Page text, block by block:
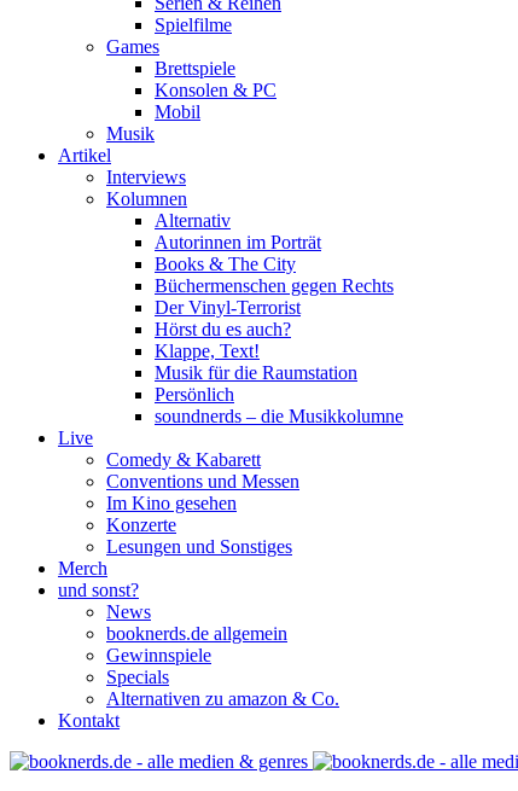
Spielfilme
Games
Brettspiele
Konsolen & PC
Mobil
Musik
Artikel
Interviews
Kolumnen
Alternativ
Autorinnen im Porträt
Books & The City
Büchermenschen gegen Rechts
Der Vinyl-Terrorist
Hörst du es auch?
Klappe, Text!
Musik für die Raumstation
Persönlich
soundnerds – die Musikkolumne
Live
Comedy & Kabarett
Conventions und Messen
Im Kino gesehen
Konzerte
Lesungen und Sonstiges
Merch
und sonst?
News
booknerds.de allgemein
Gewinnspiele
Specials
Alternativen zu amazon & Co.
Kontakt